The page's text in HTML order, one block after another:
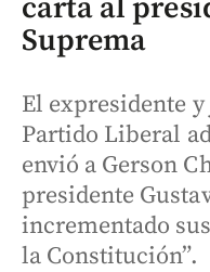
carta al
Suprema
El expresidente
Partido Liberal
envió a Gerson
presidente
incrementado
la Constitución”.